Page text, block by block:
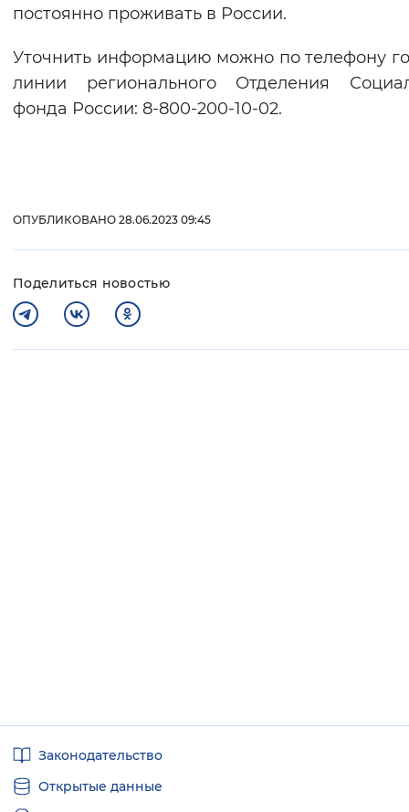
постоянно проживать в России.
Уточнить информацию можно по телефону
линии регионального Отделения
фонда России: 8-800-200-10-02.
ОПУБЛИКОВАНО 28.06.2023 09:45
Поделиться новостью
ссылкиЗаконодательство
Открытые данные